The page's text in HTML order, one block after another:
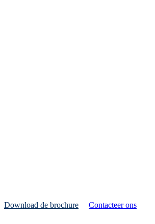
Download de brochure Contacteer ons